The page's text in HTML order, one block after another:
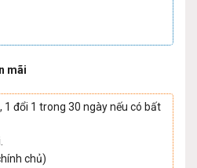
mãi
1 đổi 1 trong 30 ngày nếu có bất
chủ)